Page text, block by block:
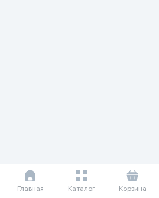
Главная Каталог Корзина